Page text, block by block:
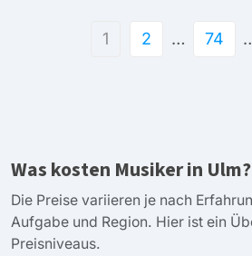
1 2 … 74
Was kosten Musiker in Ulm?
Die Preise variieren je nach
Aufgabe und Region. Hier ist ein
Preisniveaus.